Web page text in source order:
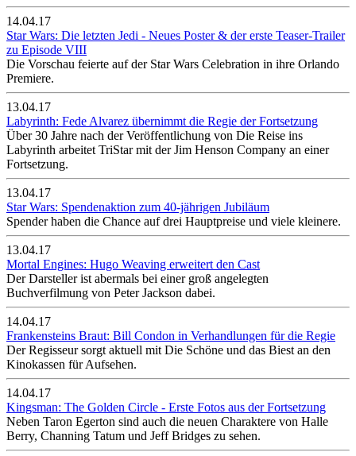
14.04.17
Star Wars: Die letzten Jedi - Neues Poster & der erste Teaser-Trailer
zu Episode VIII
Die Vorschau feierte auf der Star Wars Celebration in ihre Orlando
Premiere.
13.04.17
Labyrinth: Fede Alvarez übernimmt die Regie der Fortsetzung
Über 30 Jahre nach der Veröffentlichung von Die Reise ins
Labyrinth arbeitet TriStar mit der Jim Henson Company an einer
Fortsetzung.
13.04.17
Star Wars: Spendenaktion zum 40-jährigen Jubiläum
Spender haben die Chance auf drei Hauptpreise und viele kleinere.
13.04.17
Mortal Engines: Hugo Weaving erweitert den Cast
Der Darsteller ist abermals bei einer groß angelegten
Buchverfilmung von Peter Jackson dabei.
14.04.17
Frankensteins Braut: Bill Condon in Verhandlungen für die Regie
Der Regisseur sorgt aktuell mit Die Schöne und das Biest an den
Kinokassen für Aufsehen.
14.04.17
Kingsman: The Golden Circle - Erste Fotos aus der Fortsetzung
Neben Taron Egerton sind auch die neuen Charaktere von Halle
Berry, Channing Tatum und Jeff Bridges zu sehen.